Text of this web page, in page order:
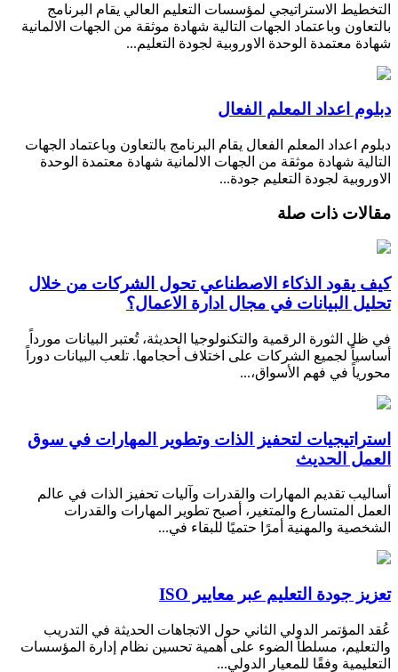
التخطيط الاستراتيجي لمؤسسات التعليم العالي يقام البرنامج
بالتعاون وباعتماد الجهات التالية شهادة موثقة من الجهات الالمانية
شهادة معتمدة الوحدة الاوروبية لجودة التعليم...
دبلوم اعداد المعلم الفعال
دبلوم اعداد المعلم الفعال يقام البرنامج بالتعاون وباعتماد الجهات
التالية شهادة موثقة من الجهات الالمانية شهادة معتمدة الوحدة
الاوروبية لجودة التعليم جودة...
مقالات ذات صلة
كيف يقود الذكاء الاصطناعي تحول الشركات من خلال
تحليل البيانات في مجال ادارة الاعمال؟
في ظل الثورة الرقمية والتكنولوجيا الحديثة، تُعتبر البيانات مورداً
أساسياً لجميع الشركات على اختلاف أحجامها. تلعب البيانات دوراً
محورياً في فهم الأسواق،...
استراتيجيات لتحفيز الذات وتطوير المهارات في سوق
العمل الحديث
أساليب تقديم المهارات والقدرات وآليات تحفيز الذات في عالم
العمل المتسارع والمتغير، أصبح تطوير المهارات والقدرات
الشخصية والمهنية أمرًا حتميًا للبقاء في...
تعزيز جودة التعليم عبر معايير ISO
عُقد المؤتمر الدولي الثاني حول الاتجاهات الحديثة في التدريب
والتعليم، مسلطاً الضوء على أهمية تحسين نظام إدارة المؤسسات
التعليمية وفقًا للمعيار الدولي...